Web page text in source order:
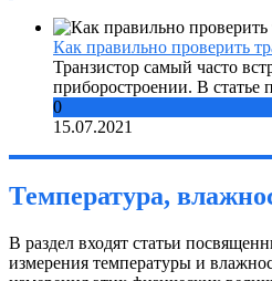
Как правильно проверить
Транзистор самый часто
приборостроении. В статье
0
15.07.2021
Температура,
В раздел входят статьи
измерения температуры и